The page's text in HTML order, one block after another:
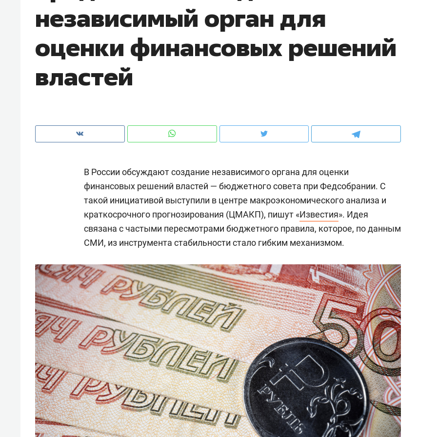
независимый орган для
оценки финансовых решений
властей
В России обсуждают создание независимого органа для оценки
финансовых решений властей — бюджетного совета при Федсобрании. С
такой инициативой выступили в центре макроэкономического анализа и
краткосрочного прогнозирования (ЦМАКП), пишут «Известия». Идея
связана с частыми пересмотрами бюджетного правила, которое, по данным
СМИ, из инструмента стабильности стало гибким механизмом.
рынки, почему надо знать аксакалов и
чем интересен Оман?
клиентах и чудных запросах мастеров
Падел, фитнес, танцы и даже
ниндзя-зал: как ТРЦ «Франт»
стал Меккой для любителей
Рекомендуем
Психотерапевт «Фороса»:
«Директорский невроз» –
когда человек не считает
свою сверхнагрузку
стрессом»
Рекомендуем
Дизайнер-прораб Наталья
Наседкина: «Ремонт вместе
с мебелью за 2 миллиона –
для меня это челлендж!»